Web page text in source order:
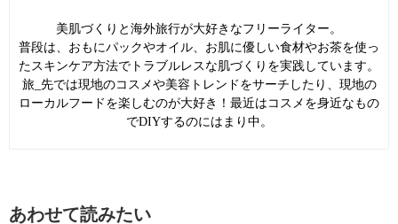
美肌づくりと海外旅行が大好きなフリーライター。
普段は、おもにパックやオイル、お肌に優しい食材やお茶を使っ
たスキンケア方法でトラブルレスな肌づくりを実践しています。
旅_先では現地のコスメや美容トレンドをサーチしたり、現地の
ローカルフードを楽しむのが大好き！最近はコスメを身近なもの
でDIYするのにはまり中。
あわせて読みたい